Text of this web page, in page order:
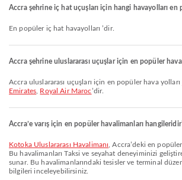
Accra şehrine iç hat uçuşları için hangi havayolları en
En popüler iç hat havayolları ’dir.
Accra şehrine uluslararası uçuşlar için en popüler
Accra uluslararası uçuşları için en popüler hava yolları
Emirates Royal Air Maroc’dir.
Accra’e varış için en popüler havalimanları
Kotoka Uluslararası Havalimanı , Accra’deki en
Bu havalimanları Taksi ve seyahat deneyiminizi
sunar. Bu havalimanlarındaki tesisler ve terminal
bilgileri inceleyebilirsiniz.